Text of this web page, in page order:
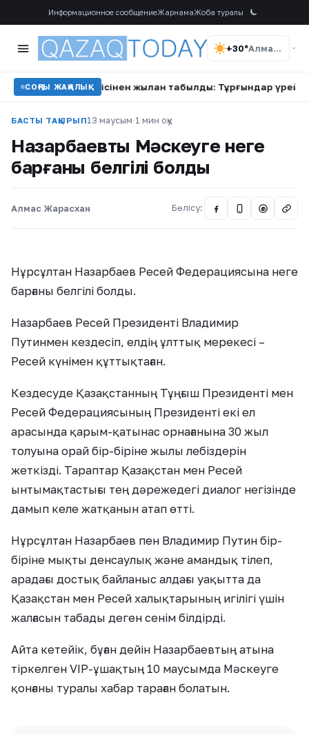
Информационное сообщениеЖарнамаЖоба туралы
+30° Алматы
СОҢҒЫ ЖАҢАЛЫҚжылан табылды: Тұрғындар үрей үстінде •
БАСТЫ ТАҚЫРЫП13 маусым·1 мин оқу
Назарбаевтың Мәскеуге неге
барғаны белгілі болды
Алмас Жарасхан Бөлісу: @
Нұрсұлтан Назарбаев Ресей Федерациясына неге
барғаны белгілі болды.
Назарбаев Ресей Президенті Владимир
Путинмен кездесіп, елдің ұлттық мерекесі –
Ресей күнімен құттықтаған.
Кездесуде Қазақстанның Тұңғыш Президенті мен
Ресей Федерациясының Президенті екі ел
арасында қарым-қатынас орнағанына 30 жыл
толуына орай бір-біріне жылы лебіздерін
жеткізді. Тараптар Қазақстан мен Ресей
ынтымақтастығы тең дәрежедегі диалог негізінде
дамып келе жатқанын атап өтті.
Нұрсұлтан Назарбаев пен Владимир Путин бір-
біріне мықты денсаулық және амандық тілеп,
арадағы достық байланыс алдағы уақытта да
Қазақстан мен Ресей халықтарының игілігі үшін
жалғасын табады деген сенім білдірді.
Айта кетейік, бұған дейін Назарбаевтың атына
тіркелген VIP-ұшақтың 10 маусымда Мәскеуге
қонғаны туралы хабар тараған болатын.